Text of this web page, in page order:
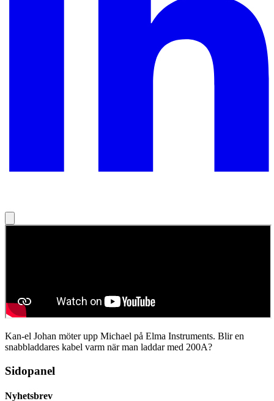
Kan-el Johan möter upp Michael på Elma Instruments. Blir en
snabbladdares kabel varm när man laddar med 200A?
Sidopanel
Nyhetsbrev